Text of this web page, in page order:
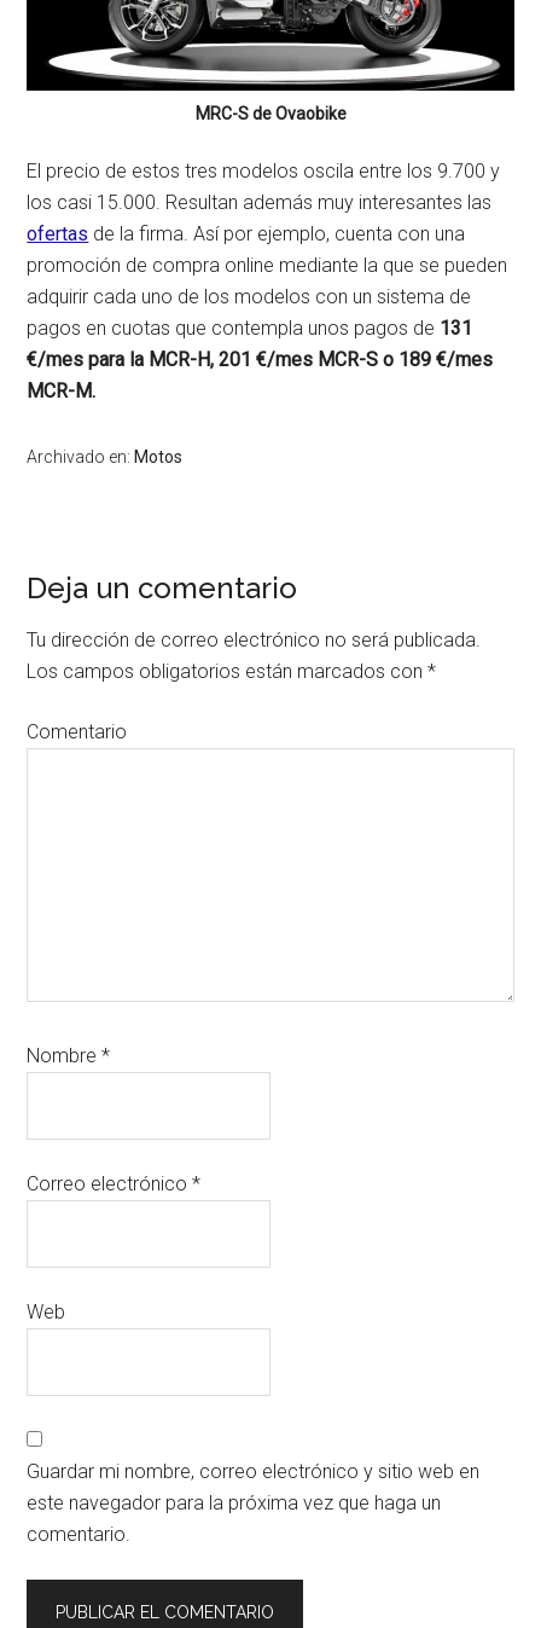
MRC-S de Ovaobike
El precio de estos tres modelos oscila entre los 9.700 y
los casi 15.000. Resultan además muy interesantes las
ofertas de la firma. Así por ejemplo, cuenta con una
promoción de compra online mediante la que se pueden
adquirir cada uno de los modelos con un sistema de
pagos en cuotas que contempla unos pagos de 131
€/mes para la MCR-H, 201 €/mes MCR-S o 189 €/mes
MCR-M.
Archivado en: Motos
Interacciones
con
los
lectores
Deja un comentario
Tu dirección de correo electrónico no será publicada.
Los campos obligatorios están marcados con*
Comentario
Nombre*
Correo electrónico*
Web
Guardar mi nombre, correo electrónico y sitio web en
este navegador para la próxima vez que haga un
comentario.